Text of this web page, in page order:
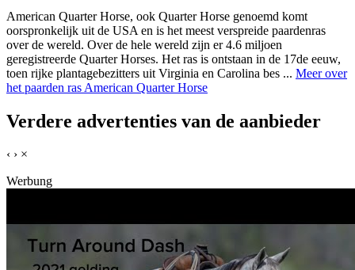
American Quarter Horse, ook Quarter Horse genoemd komt
oorspronkelijk uit de USA en is het meest verspreide paardenras
over de wereld. Over de hele wereld zijn er 4.6 miljoen
geregistreerde Quarter Horses. Het ras is ontstaan in de 17de eeuw,
toen rijke plantagebezitters uit Virginia en Carolina bes ... Meer over
het paarden ras American Quarter Horse
Verdere advertenties van de aanbieder
‹ › ×
Werbung